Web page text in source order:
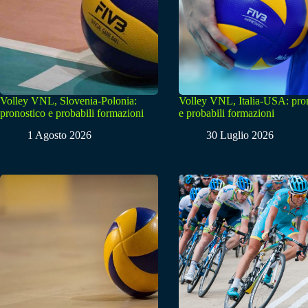
Volley VNL, Slovenia-Polonia:
pronostico e probabili formazioni
1 Agosto 2026
Volley VNL, Italia-USA:
e probabili formazioni
30 Luglio 2026